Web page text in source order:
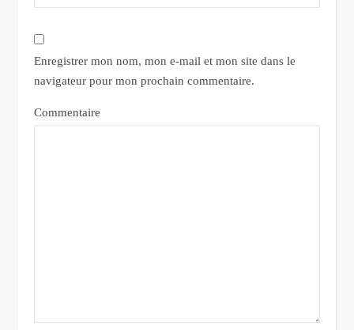
Enregistrer mon nom, mon e-mail et mon site dans le
navigateur pour mon prochain commentaire.
Commentaire